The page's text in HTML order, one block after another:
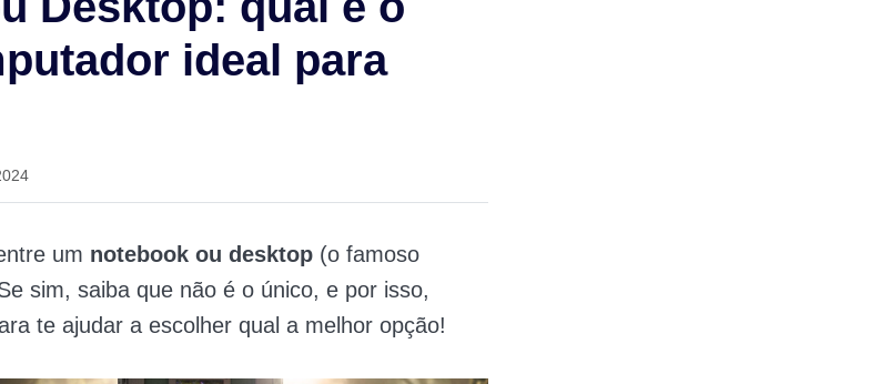
ideal para
um notebook ou desktop (o famoso
sim, saiba que não é o único, e por isso,
te ajudar a escolher qual a melhor opção!